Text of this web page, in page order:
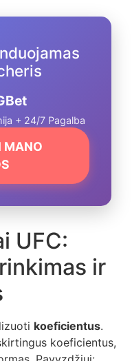
+ 24/7 Pagalba
MANO
UFC:
ir
koeficientus.
koeficientus,